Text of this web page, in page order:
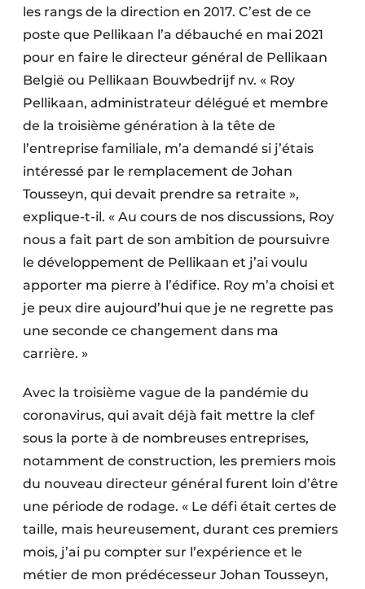
les rangs de la direction en 2017. C’est de ce
poste que Pellikaan l’a débauché en mai 2021
pour en faire le directeur général de Pellikaan
België ou Pellikaan Bouwbedrijf nv. « Roy
Pellikaan, administrateur délégué et membre
de la troisième génération à la tête de
l’entreprise familiale, m’a demandé si j’étais
intéressé par le remplacement de Johan
Tousseyn, qui devait prendre sa retraite »,
explique-t-il. « Au cours de nos discussions, Roy
nous a fait part de son ambition de poursuivre
le développement de Pellikaan et j’ai voulu
apporter ma pierre à l’édifice. Roy m’a choisi et
je peux dire aujourd’hui que je ne regrette pas
une seconde ce changement dans ma
carrière. »
Avec la troisième vague de la pandémie du
coronavirus, qui avait déjà fait mettre la clef
sous la porte à de nombreuses entreprises,
notamment de construction, les premiers mois
du nouveau directeur général furent loin d’être
une période de rodage. « Le défi était certes de
taille, mais heureusement, durant ces premiers
mois, j’ai pu compter sur l’expérience et le
métier de mon prédécesseur Johan Tousseyn,